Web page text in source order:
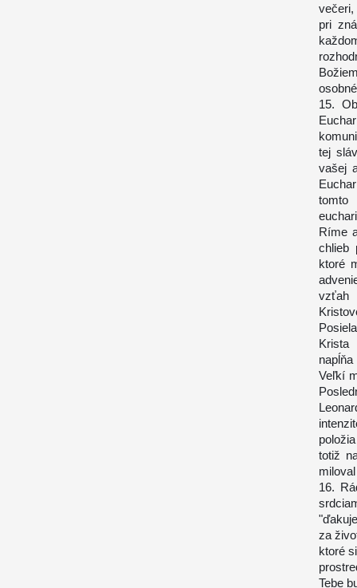
večeri,
pri
15.
tej
vašej
Ríme
chlieb
ktoré
vzťah
Krista
Veľkí
totiž
16.
za
ktoré
Tebe